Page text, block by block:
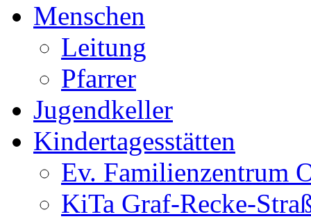
Menschen
Leitung
Pfarrer
Jugendkeller
Kindertagesstätten
Ev. Familienzentrum
KiTa Graf-Recke-